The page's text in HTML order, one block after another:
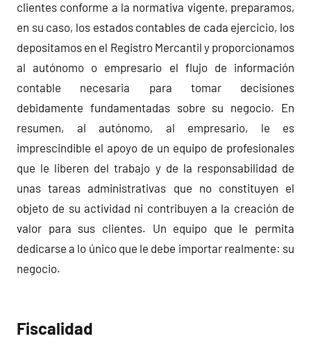
clientes conforme a la normativa vigente, preparamos,
en su caso, los estados contables de cada ejercicio, los
depositamos en el Registro Mercantil y proporcionamos
al autónomo o empresario el flujo de información
contable necesaria para tomar decisiones
debidamente fundamentadas sobre su negocio. En
resumen, al autónomo, al empresario, le es
imprescindible el apoyo de un equipo de profesionales
que le liberen del trabajo y de la responsabilidad de
unas tareas administrativas que no constituyen el
objeto de su actividad ni contribuyen a la creación de
valor para sus clientes. Un equipo que le permita
dedicarse a lo único que le debe importar realmente: su
negocio.
Fiscalidad